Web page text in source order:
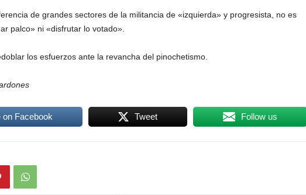
de grandes sectores de la militancia de «izquierda» y progresista, no es
palco» ni «disfrutar lo votado».
los esfuerzos ante la revancha del pinochetismo.
on Facebook Tweet Follow us